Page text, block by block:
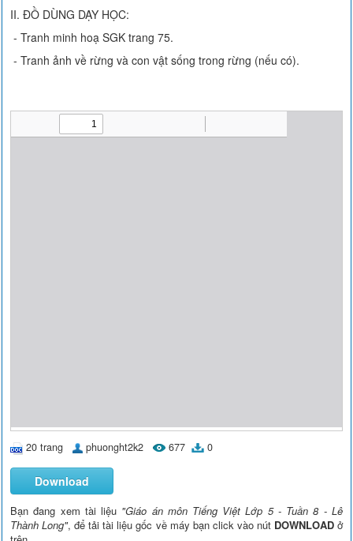
II. ĐỒ DÙNG DẠY HỌC:
- Tranh minh hoạ SGK trang 75.
- Tranh ảnh về rừng và con vật sống trong rừng (nếu có).
20 trang phuonght2k2 677 0
Download
Bạn đang xem tài liệu "Giáo án môn Tiếng Việt Lớp 5 - Tuần 8 - Lê
Thành Long", để tải tài liệu gốc về máy bạn click vào nút DOWNLOADở